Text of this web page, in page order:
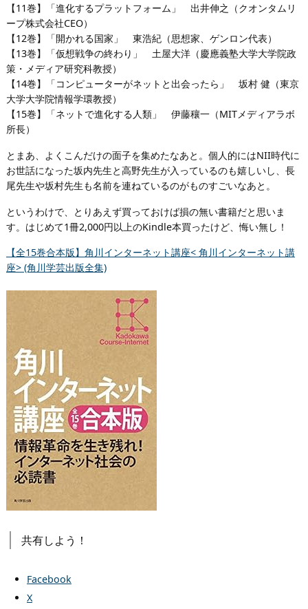
【11巻】「進化するプラットフォーム」 出井伸之（クオンタムリ
ープ株式会社CEO）
【12巻】「開かれる国家」 東浩紀（思想家、ゲンロン代表）
【13巻】「仮想戦争の終わり」 土屋大洋（慶應義塾大学大学院政
策・メディア研究科教授）
【14巻】「コンピューターがネットと出会ったら」 坂村 健（東京
大学大学院情報学環教授）
【15巻】「ネットで進化する人類」 伊藤穰一（MITメディアラボ
所長）
とまあ、よくこんだけの面子を集めたなあと。個人的にはNII時代に
お世話になった坂内先生と高野先生が入っているのも嬉しいし、長
尾先生や坂村先生も名前を連ねているのがものすごいなあと。
というわけで、とりあえず買っておけば損の無い書籍だと思いま
す。はじめて1冊2,000円以上のKindle本買ったけど、悔い無し！
【全15巻合本版】角川インターネット講座< 角川インターネット講
座> (角川学芸出版全集)
共有しよう！
Facebook
X